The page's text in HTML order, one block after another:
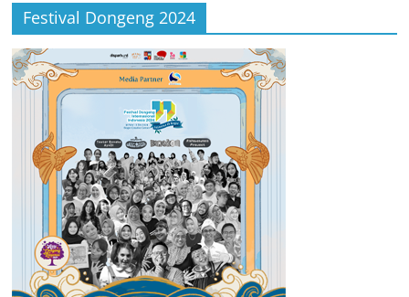
Festival Dongeng 2024